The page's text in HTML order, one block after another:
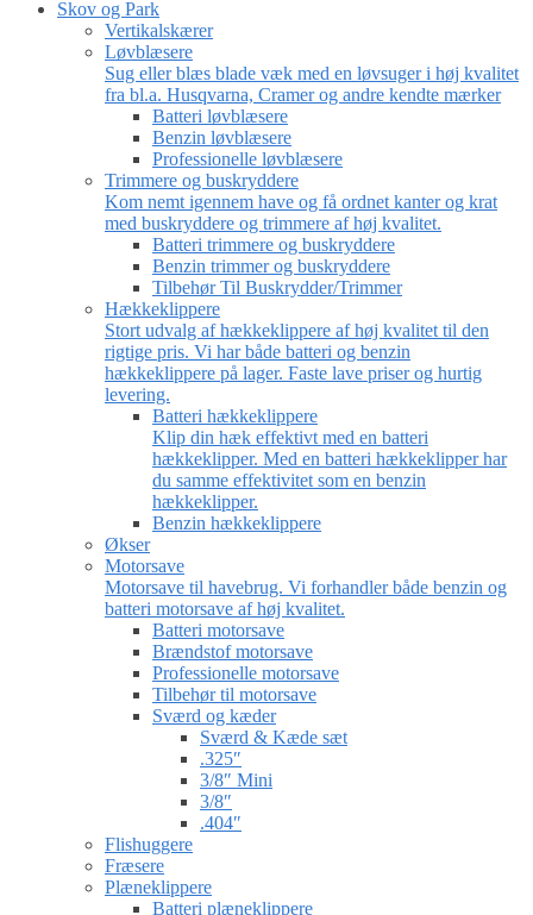
Skov og Park
Vertikalskærer
Løvblæsere
Sug eller blæs blade væk med en løvsuger i høj kvalitet
fra bl.a. Husqvarna, Cramer og andre kendte mærker
Batteri løvblæsere
Benzin løvblæsere
Professionelle løvblæsere
Trimmere og buskryddere
Kom nemt igennem have og få ordnet kanter og krat
med buskryddere og trimmere af høj kvalitet.
Batteri trimmere og buskryddere
Benzin trimmer og buskryddere
Tilbehør Til Buskrydder/Trimmer
Hækkeklippere
Stort udvalg af hækkeklippere af høj kvalitet til den
rigtige pris. Vi har både batteri og benzin
hækkeklippere på lager. Faste lave priser og hurtig
levering.
Batteri hækkeklippere
Klip din hæk effektivt med en batteri
hækkeklipper. Med en batteri hækkeklipper har
du samme effektivitet som en benzin
hækkeklipper.
Benzin hækkeklippere
Økser
Motorsave
Motorsave til havebrug. Vi forhandler både benzin og
batteri motorsave af høj kvalitet.
Batteri motorsave
Brændstof motorsave
Professionelle motorsave
Tilbehør til motorsave
Sværd og kæder
Sværd & Kæde sæt
.325″
3/8″ Mini
3/8″
.404″
Flishuggere
Fræsere
Plæneklippere
Batteri plæneklippere